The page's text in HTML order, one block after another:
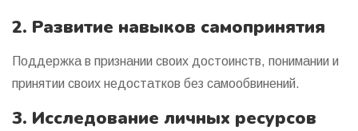
2. Развитие навыков самопринятия
Поддержка в признании своих достоинств, понимании и
принятии своих недостатков без самообвинений.
3. Исследование личных ресурсов